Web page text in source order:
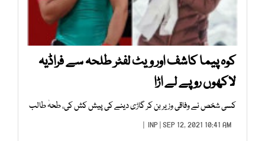
کوہ پیما کاشف اور ویٹ لفٹر طلحہ سے فراڈیہ
لاکھوں روپے لے اڑا
کسی شخص نے وفاقی وزیر بن کر گاڑی دینے کی پیش کش کی، طحہٰ طالب
INP| SEP 12, 2021 10:41 AM |